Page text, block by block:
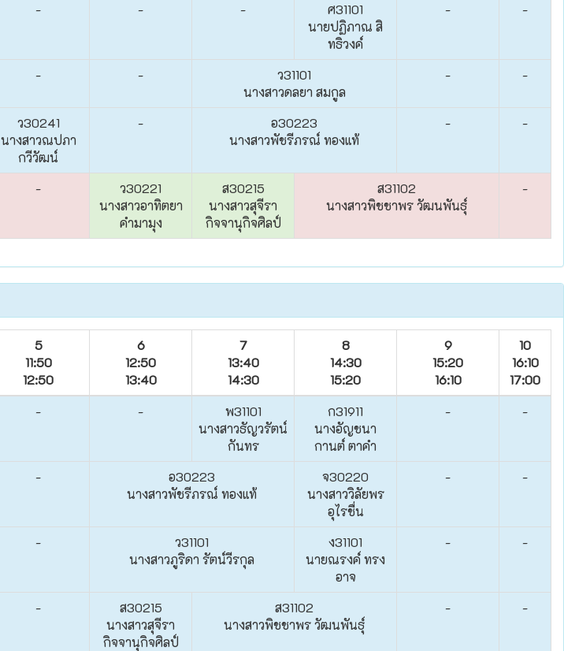
- - -
ศ31101
นายปฏิภาณ สิ
ทธิวงค์
- -
- -
ว31101
นางสาวดลยา สมกูล
- -
ว30241
นางสาวณปภา
กวีวัฒน์
-
อ30223
นางสาวพัชรีภรณ์ ทองแท้
- -
-
ว30221
นางสาวอาทิตยา
คำมามุง
ส30215
นางสาวสุจีรา
กิจจานุกิจศิลป์
ส31102
นางสาวพิชชาพร วัฒนพันธุ์
-
5
11:50
12:50
6
12:50
13:40
7
13:40
14:30
8
14:30
15:20
9
15:20
16:10
10
16:10
17:00
- -
พ31101
นางสาวธัญวรัตน์
กันทร
ก31911
นางอัญชนา
กานต์ ตาคำ
- -
-
อ30223
นางสาวพัชรีภรณ์ ทองแท้
จ30220
นางสาววิลัยพร
อุไรชื่น
- -
-
ว31101
นางสาวภูริดา รัตน์วีรกุล
ง31101
นายณรงค์ ทรง
อาจ
- -
-
ส30215
นางสาวสุจีรา
กิจจานุกิจศิลป์
ส31102
นางสาวพิชชาพร วัฒนพันธุ์
- -